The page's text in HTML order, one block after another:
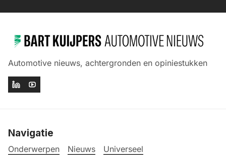
Automotive nieuws, achtergronden en opiniestukken
Navigatie
Onderwerpen Nieuws
Universeel